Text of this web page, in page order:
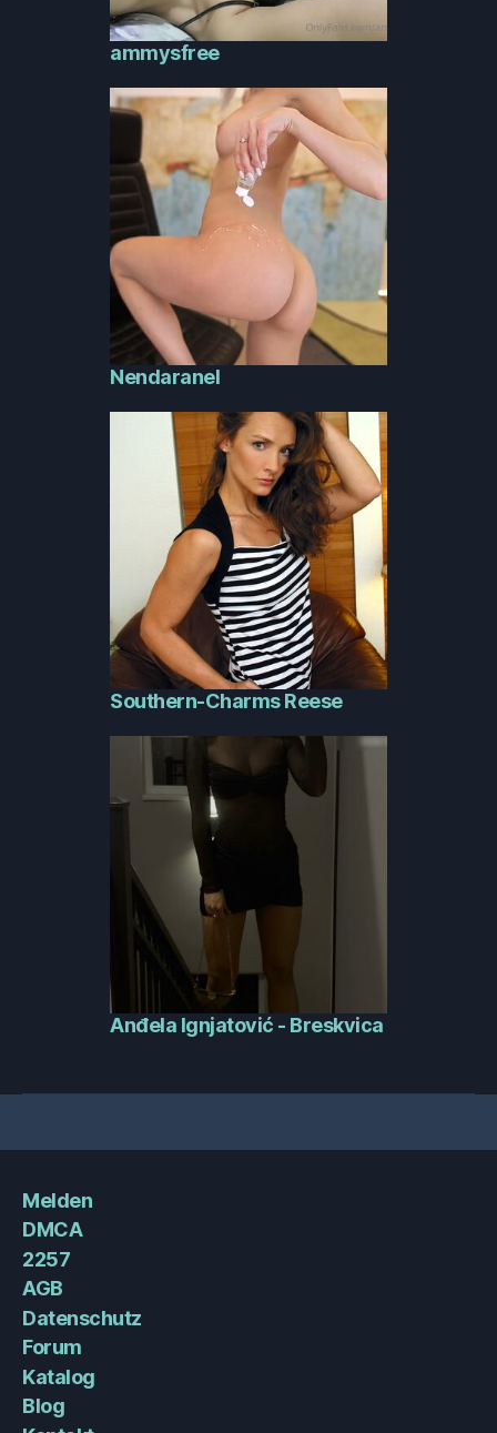
ammysfree
Nendaranel
Southern-Charms Reese
Anđela Ignjatović - Breskvica
Melden
DMCA
2257
AGB
Datenschutz
Forum
Katalog
Blog